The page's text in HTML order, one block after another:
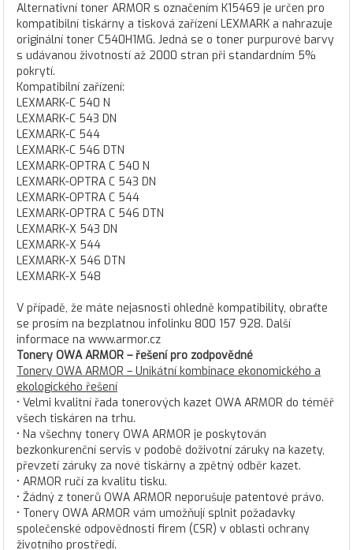
Alternativní toner ARMOR s označením K15469 je určen pro
kompatibilní tiskárny a tisková zařízení LEXMARK a nahrazuje
originální toner C540H1MG. Jedná se o toner purpurové barvy
s udávanou životností až 2000 stran při standardním 5%
pokrytí.
Kompatibilní zařízení:
LEXMARK-C 540 N
LEXMARK-C 543 DN
LEXMARK-C 544
LEXMARK-C 546 DTN
LEXMARK-OPTRA C 540 N
LEXMARK-OPTRA C 543 DN
LEXMARK-OPTRA C 544
LEXMARK-OPTRA C 546 DTN
LEXMARK-X 543 DN
LEXMARK-X 544
LEXMARK-X 546 DTN
LEXMARK-X 548
V případě, že máte nejasnosti ohledně kompatibility, obraťte
se prosím na bezplatnou infolinku 800 157 928. Další
informace na www.armor.cz
Tonery OWA ARMOR – řešení pro zodpovědné
Tonery OWA ARMOR – Unikátní kombinace ekonomického a
ekologického řešení
• Velmi kvalitní řada tonerových kazet OWA ARMOR do téměř
všech tiskáren na trhu.
• Na všechny tonery OWA ARMOR je poskytován
bezkonkurenční servis v podobě doživotní záruky na kazety,
převzetí záruky za nové tiskárny a zpětný odběr kazet.
• ARMOR ručí za kvalitu tisku.
• Žádný z tonerů OWA ARMOR neporušuje patentové právo.
• Tonery OWA ARMOR vám umožňují splnit požadavky
společenské odpovědnosti firem (CSR) v oblasti ochrany
životního prostředí.